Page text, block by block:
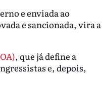
e enviada ao
e sancionada, vira a
, que já define a
e, depois,